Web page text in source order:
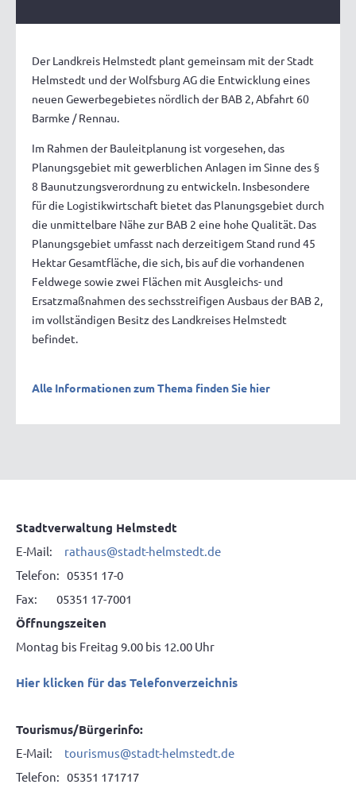
Der Landkreis Helmstedt plant gemeinsam mit der Stadt
Helmstedt und der Wolfsburg AG die Entwicklung eines
neuen Gewerbegebietes nördlich der BAB 2, Abfahrt 60
Barmke / Rennau.
Im Rahmen der Bauleitplanung ist vorgesehen, das
Planungsgebiet mit gewerblichen Anlagen im Sinne des §
8 Baunutzungsverordnung zu entwickeln. Insbesondere
für die Logistikwirtschaft bietet das Planungsgebiet durch
die unmittelbare Nähe zur BAB 2 eine hohe Qualität. Das
Planungsgebiet umfasst nach derzeitigem Stand rund 45
Hektar Gesamtfläche, die sich, bis auf die vorhandenen
Feldwege sowie zwei Flächen mit Ausgleichs- und
Ersatzmaßnahmen des sechsstreifigen Ausbaus der BAB 2,
im vollständigen Besitz des Landkreises Helmstedt
befindet.
Alle Informationen zum Thema finden Sie hier
Stadtverwaltung Helmstedt
E-Mail: rathaus@stadt-helmstedt.de
Telefon: 05351 17-0
Fax: 05351 17-7001
Öffnungszeiten
Montag bis Freitag 9.00 bis 12.00 Uhr
Hier klicken für das Telefonverzeichnis
Tourismus/Bürgerinfo:
E-Mail: tourismus@stadt-helmstedt.de
Telefon: 05351 171717